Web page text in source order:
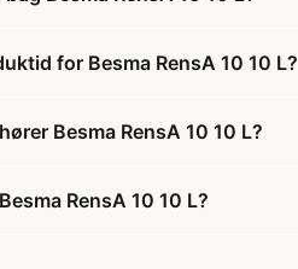
for Besma RensA 10 10 L?
Besma RensA 10 10 L?
RensA 10 10 L?